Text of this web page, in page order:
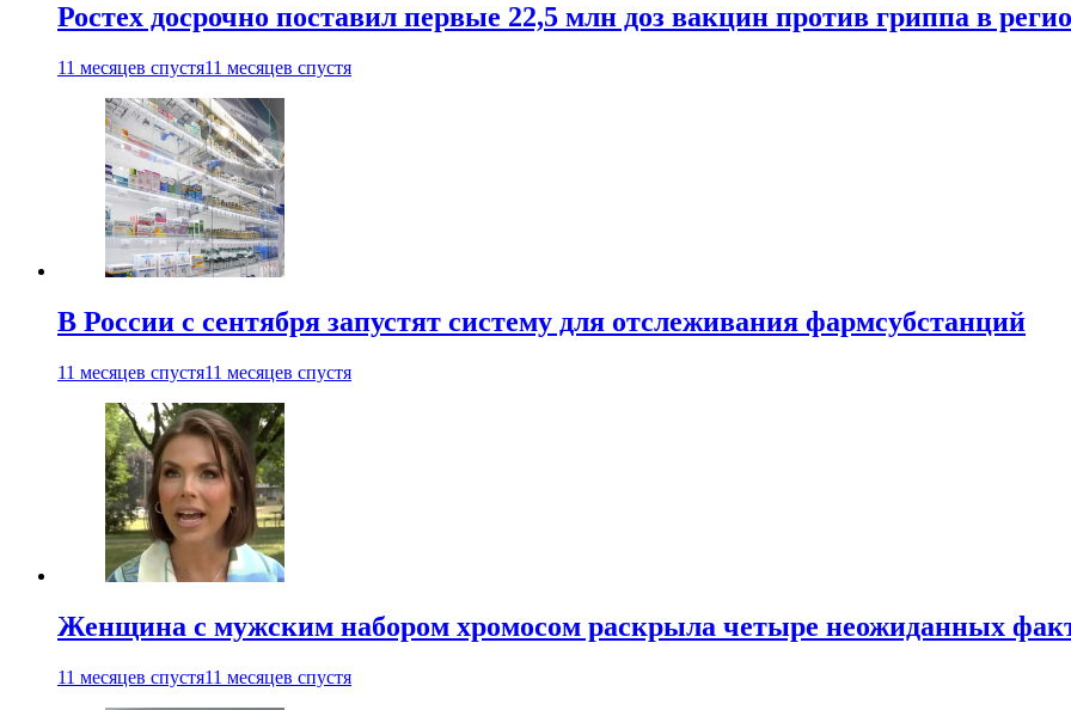
Ростех досрочно поставил первые 22,5 млн доз вакцин против гриппа в
11 месяцев спустя11 месяцев спустя
В России с сентября запустят систему для отслеживания фармсубстанций
11 месяцев спустя11 месяцев спустя
Женщина с мужским набором хромосом раскрыла четыре неожиданных
11 месяцев спустя11 месяцев спустя